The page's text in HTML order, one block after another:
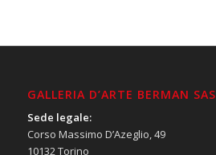
GALLERIA D’ARTE BERMAN SAS
Sede legale:
Corso Massimo D’Azeglio, 49
10132 Torino